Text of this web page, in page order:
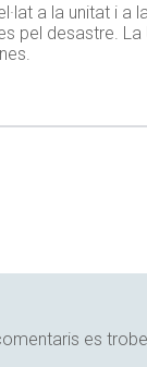
a la unitat i a
pel desastre. La
es